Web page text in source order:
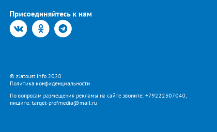
Присоединяйтесь к нам
© zlatoust.info 2020
Политика конфиденциальности
По вопросам размещения рекламы на сайте звоните: +79222307040,
пишите: target-profmedia@mail.ru